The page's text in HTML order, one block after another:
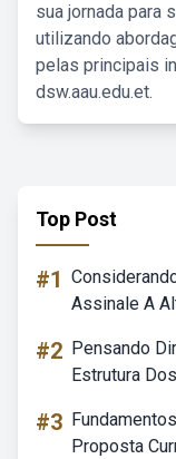
sua jornada para
utilizando
pelas principais
dsw.aau.edu.et.
Top Post
#1
Assinale A
#2 Pensando
Estrutura
#3
Proposta